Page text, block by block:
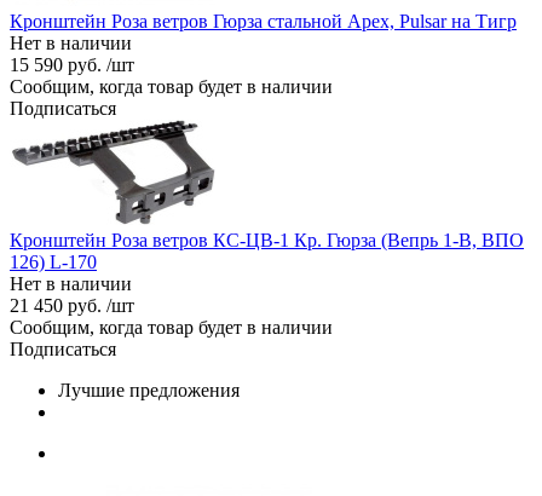
Кронштейн Роза ветров Гюрза стальной Apex, Pulsar на Тигр
Нет в наличии
15 590 руб. /шт
Сообщим, когда товар будет в наличии
Подписаться
Кронштейн Роза ветров КС-ЦВ-1 Кр. Гюрза (Вепрь 1-В, ВПО
126) L-170
Нет в наличии
21 450 руб. /шт
Сообщим, когда товар будет в наличии
Подписаться
Лучшие предложения